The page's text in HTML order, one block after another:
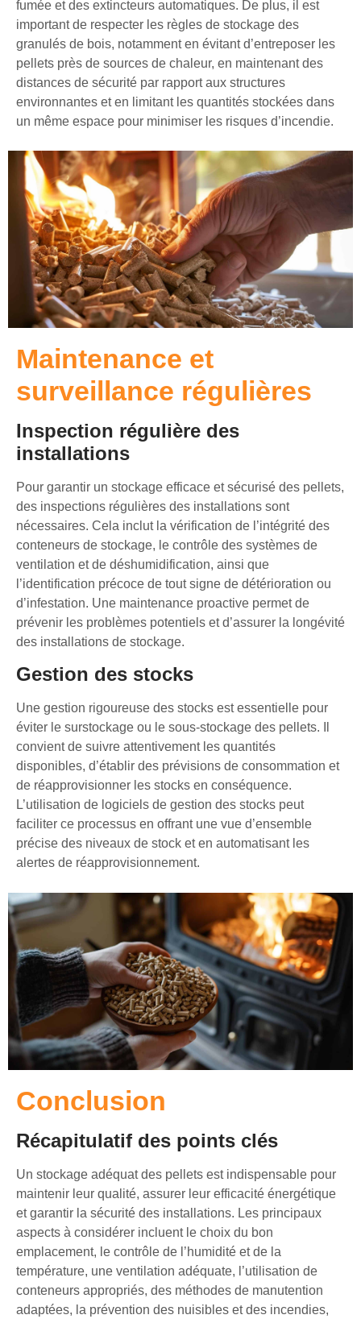
fumée et des extincteurs automatiques. De plus, il est
important de respecter les règles de stockage des
granulés de bois, notamment en évitant d’entreposer les
pellets près de sources de chaleur, en maintenant des
distances de sécurité par rapport aux structures
environnantes et en limitant les quantités stockées dans
un même espace pour minimiser les risques d’incendie.
Maintenance et
surveillance régulières
Inspection régulière des
installations
Pour garantir un stockage efficace et sécurisé des pellets,
des inspections régulières des installations sont
nécessaires. Cela inclut la vérification de l’intégrité des
conteneurs de stockage, le contrôle des systèmes de
ventilation et de déshumidification, ainsi que
l’identification précoce de tout signe de détérioration ou
d’infestation. Une maintenance proactive permet de
prévenir les problèmes potentiels et d’assurer la longévité
des installations de stockage.
Gestion des stocks
Une gestion rigoureuse des stocks est essentielle pour
éviter le surstockage ou le sous-stockage des pellets. Il
convient de suivre attentivement les quantités
disponibles, d’établir des prévisions de consommation et
de réapprovisionner les stocks en conséquence.
L’utilisation de logiciels de gestion des stocks peut
faciliter ce processus en offrant une vue d’ensemble
précise des niveaux de stock et en automatisant les
alertes de réapprovisionnement.
Conclusion
Récapitulatif des points clés
Un stockage adéquat des pellets est indispensable pour
maintenir leur qualité, assurer leur efficacité énergétique
et garantir la sécurité des installations. Les principaux
aspects à considérer incluent le choix du bon
emplacement, le contrôle de l’humidité et de la
température, une ventilation adéquate, l’utilisation de
conteneurs appropriés, des méthodes de manutention
adaptées, la prévention des nuisibles et des incendies,